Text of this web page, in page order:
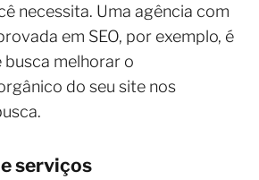
necessita. Uma agência com
em SEO, por exemplo, é
busca melhorar o
do seu site nos
serviços